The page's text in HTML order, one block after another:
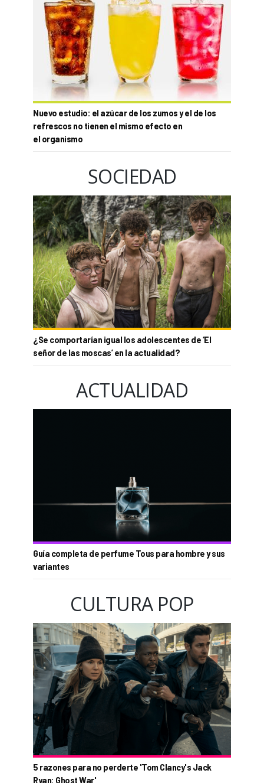
Nuevo estudio: el azúcar de los zumos y el de los
refrescos no tienen el mismo efecto en
el organismo
SOCIEDAD
¿Se comportarían igual los adolescentes de ‘El
señor de las moscas’ en la actualidad?
ACTUALIDAD
Guía completa de perfume Tous para hombre y sus
variantes
CULTURA POP
5 razones para no perderte 'Tom Clancy's Jack
Ryan: Ghost War'